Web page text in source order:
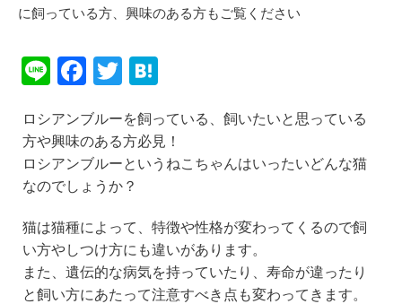
に飼っている方、興味のある方もご覧ください
Li
e
F
c
e
b
o
o
k
T
tt
er
e
n
ロシアンブルーを飼っている、飼いたいと思っている
方や興味のある方必見！
ロシアンブルーというねこちゃんはいったいどんな猫
なのでしょうか？
猫は猫種によって、特徴や性格が変わってくるので飼
い方やしつけ方にも違いがあります。
また、遺伝的な病気を持っていたり、寿命が違ったり
と飼い方にあたって注意すべき点も変わってきます。